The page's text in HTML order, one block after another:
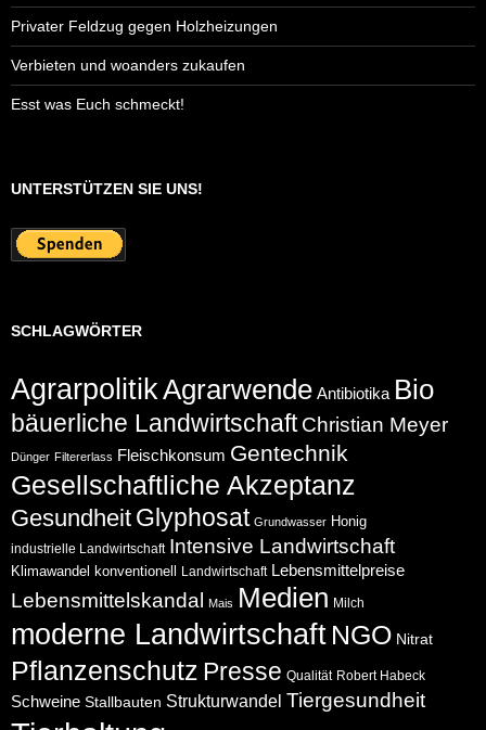
Privater Feldzug gegen Holzheizungen
Verbieten und woanders zukaufen
Esst was Euch schmeckt!
UNTERSTÜTZEN SIE UNS!
SCHLAGWÖRTER
AgrarpolitikAgrarwende Antibiotika Bio
bäuerliche Landwirtschaft Christian Meyer
Dünger Filtererlass Fleischkonsum Gentechnik
Gesellschaftliche Akzeptanz
Gesundheit Glyphosat Grundwasser Honig
industrielle Landwirtschaft Intensive Landwirtschaft
Klimawandel konventionell Landwirtschaft Lebensmittelpreise
Lebensmittelskandal Mais Medien Milch
moderne Landwirtschaft NGO Nitrat
Pflanzenschutz Presse Qualität Robert Habeck
Schweine Stallbauten Strukturwandel Tiergesundheit